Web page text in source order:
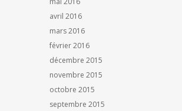
avril 2016
mars 2016
février 2016
décembre 2015
novembre 2015
octobre 2015
septembre 2015